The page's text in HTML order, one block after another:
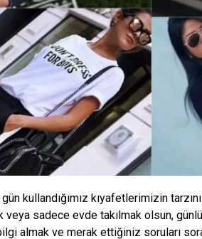
kullandığımız kıyafetlerimizin
veya sadece evde takılmak olsun,
almak ve merak ettiğiniz soruları